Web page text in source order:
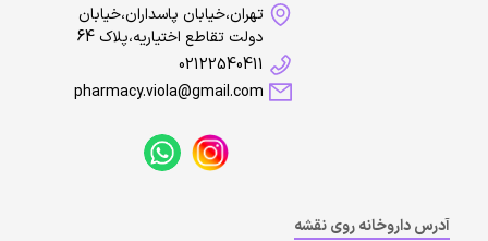
تهران،خیابان پاسداران،خیابان
دولت تقاطع اختیاریه،پلاک 64
02122540411
pharmacy.viola@gmail.com
آدرس داروخانه روی نقشه